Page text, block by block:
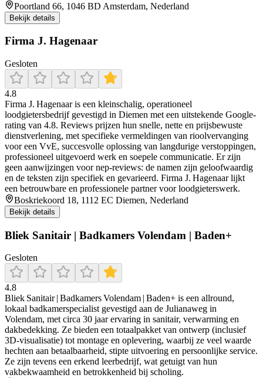
Poortland 66, 1046 BD Amsterdam, Nederland
Bekijk details
Firma J. Hagenaar
Gesloten
4.8
Firma J. Hagenaar is een kleinschalig, operationeel
loodgietersbedrijf gevestigd in Diemen met een uitstekende Google-
rating van 4.8. Reviews prijzen hun snelle, nette en prijsbewuste
dienstverlening, met specifieke vermeldingen van rioolvervanging
voor een VvE, succesvolle oplossing van langdurige verstoppingen,
professioneel uitgevoerd werk en soepele communicatie. Er zijn
geen aanwijzingen voor nep‑reviews: de namen zijn geloofwaardig
en de teksten zijn specifiek en gevarieerd. Firma J. Hagenaar lijkt
een betrouwbare en professionele partner voor loodgieterswerk.
Boskriekoord 18, 1112 EC Diemen, Nederland
Bekijk details
Bliek Sanitair | Badkamers Volendam | Baden+
Gesloten
4.8
Bliek Sanitair | Badkamers Volendam | Baden+ is een allround,
lokaal badkamerspecialist gevestigd aan de Julianaweg in
Volendam, met circa 30 jaar ervaring in sanitair, verwarming en
dakbedekking. Ze bieden een totaalpakket van ontwerp (inclusief
3D‑visualisatie) tot montage en oplevering, waarbij ze veel waarde
hechten aan betaalbaarheid, stipte uitvoering en persoonlijke service.
Ze zijn tevens een erkend leerbedrijf, wat getuigt van hun
vakbekwaamheid en betrokkenheid bij scholing.